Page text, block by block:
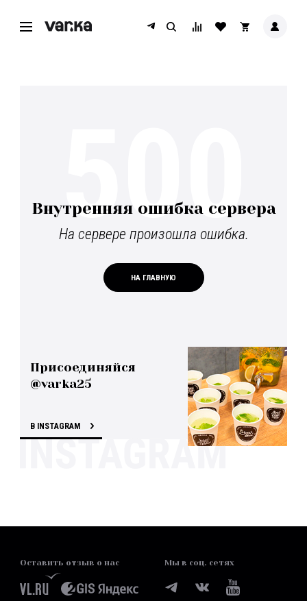
Внутренняя ошибка сервера
На сервере произошла ошибка.
НА ГЛАВНУЮ
500
Присоединяйся
@varka25
В INSTAGRAM
Оставить отзыв о нас Мы в соц. сетях